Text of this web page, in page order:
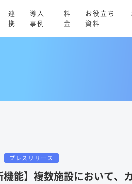
連
携
導入
事例
料
金
お役立ち
資料
プレスリリース
機能】複数施設において、